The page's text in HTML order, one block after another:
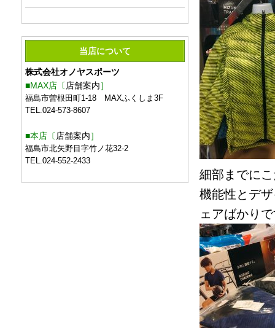
当店について
株式会社オノヤスポーツ
■MAX店〔 店舗案内］
福島市曽根田町1-18 MAXふくしま3F
TEL.024-573-8607
■本店〔 店舗案内］
福島市北矢野目字竹ノ花32-2
TEL.024-552-2433
細部までにこ
機能性とデ
ェアばかり